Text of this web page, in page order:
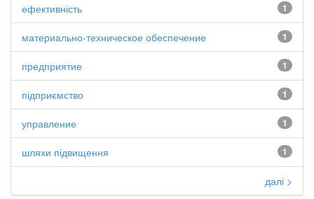
1
ефективність
1
материально-техническое обеспечение
1
предприятие
1
підприємство
1
управление
1
шляхи підвищення
далі >